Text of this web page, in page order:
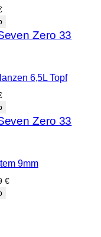
Aktueller
Preis
ist:
303,99 €.
6,5L Topf
Aktueller
Preis
ist:
287,99 €.
9mm
€Aktueller